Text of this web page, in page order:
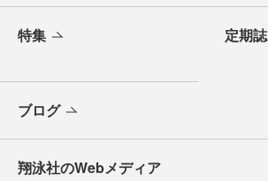
特集 定期誌
ブログ
翔泳社のWebメディア